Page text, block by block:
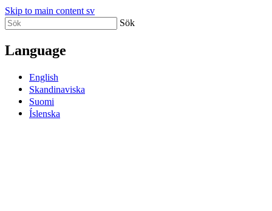
Skip to main content sv
Sök
Language
English
Skandinaviska
Suomi
Íslenska